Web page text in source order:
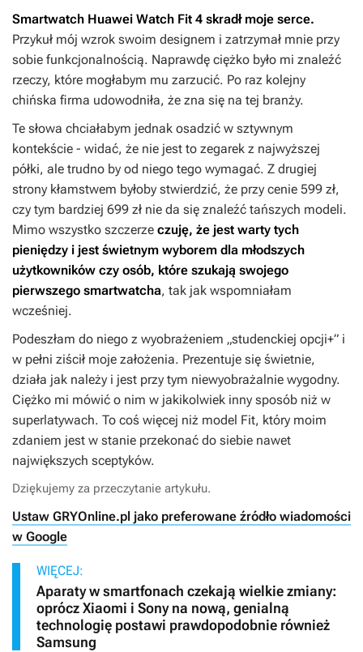
Smartwatch Huawei Watch Fit 4 skradł moje serce.
Przykuł mój wzrok swoim designem i zatrzymał mnie przy
sobie funkcjonalnością. Naprawdę ciężko było mi znaleźć
rzeczy, które mogłabym mu zarzucić. Po raz kolejny
chińska firma udowodniła, że zna się na tej branży.
Te słowa chciałabym jednak osadzić w sztywnym
kontekście - widać, że nie jest to zegarek z najwyższej
półki, ale trudno by od niego tego wymagać. Z drugiej
strony kłamstwem byłoby stwierdzić, że przy cenie 599 zł,
czy tym bardziej 699 zł nie da się znaleźć tańszych modeli.
Mimo wszystko szczerze czuję, że jest warty tych
pieniędzy i jest świetnym wyborem dla młodszych
użytkowników czy osób, które szukają swojego
pierwszego smartwatcha, tak jak wspomniałam
wcześniej.
Podeszłam do niego z wyobrażeniem „studenckiej opcji+” i
w pełni ziścił moje założenia. Prezentuje się świetnie,
działa jak należy i jest przy tym niewyobrażalnie wygodny.
Ciężko mi mówić o nim w jakikolwiek inny sposób niż w
superlatywach. To coś więcej niż model Fit, który moim
zdaniem jest w stanie przekonać do siebie nawet
największych sceptyków.
Dziękujemy za przeczytanie artykułu.
Ustaw GRYOnline.pl jako preferowane źródło wiadomości
w Google
WIĘCEJ:
Aparaty w smartfonach czekają wielkie zmiany:
oprócz Xiaomi i Sony na nową, genialną
technologię postawi prawdopodobnie również
Samsung